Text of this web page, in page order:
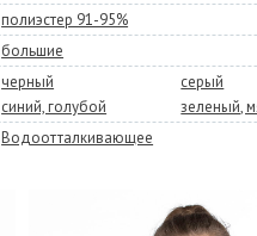
полиэстер 91-95%
большие
черный серый
синий, голубой
зеленый,
Водоотталкивающее